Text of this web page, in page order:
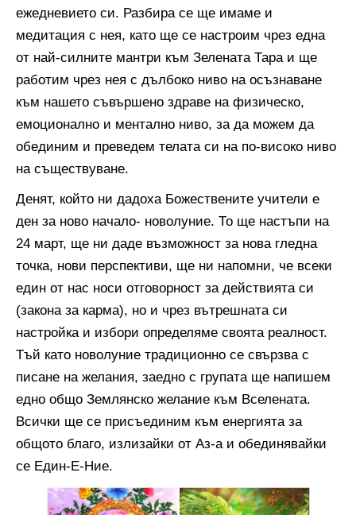
ежедневието си. Разбира се ще имаме и
медитация с нея, като ще се настроим чрез една
от най-силните мантри към Зелената Тара и ще
работим чрез нея с дълбоко ниво на осъзнаване
към нашето съвършено здраве на физическо,
емоционално и ментално ниво, за да можем да
обединим и преведем телата си на по-високо ниво
на съществуване.
Денят, който ни дадоха Божествените учители е
ден за ново начало- новолуние. То ще настъпи на
24 март, ще ни даде възможност за нова гледна
точка, нови перспективи, ще ни напомни, че всеки
един от нас носи отговорност за действията си
(закона за карма), но и чрез вътрешната си
настройка и избори определяме своята реалност.
Тъй като новолуние традиционно се свързва с
писане на желания, заедно с групата ще напишем
едно общо Землянско желание към Вселената.
Всички ще се присъединим към енергията за
общото благо, излизайки от Аз-а и обединявайки
се Един-Е-Ние.